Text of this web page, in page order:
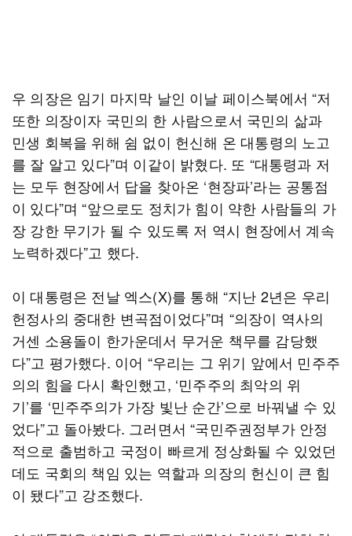
우 의장은 임기 마지막 날인 이날 페이스북에서 “저
또한 의장이자 국민의 한 사람으로서 국민의 삶과
민생 회복을 위해 쉼 없이 헌신해 온 대통령의 노고
를 잘 알고 있다”며 이같이 밝혔다. 또 “대통령과 저
는 모두 현장에서 답을 찾아온 ‘현장파’라는 공통점
이 있다”며 “앞으로도 정치가 힘이 약한 사람들의 가
장 강한 무기가 될 수 있도록 저 역시 현장에서 계속
노력하겠다”고 했다.
이 대통령은 전날 엑스(X)를 통해 “지난 2년은 우리
헌정사의 중대한 변곡점이었다”며 “의장이 역사의
거센 소용돌이 한가운데서 무거운 책무를 감당했
다”고 평가했다. 이어 “우리는 그 위기 앞에서 민주주
의의 힘을 다시 확인했고, ‘민주주의 최악의 위
기’를 ‘민주주의가 가장 빛난 순간’으로 바꿔낼 수 있
었다”고 돌아봤다. 그러면서 “국민주권정부가 안정
적으로 출범하고 국정이 빠르게 정상화될 수 있었던
데도 국회의 책임 있는 역할과 의장의 헌신이 큰 힘
이 됐다”고 강조했다.